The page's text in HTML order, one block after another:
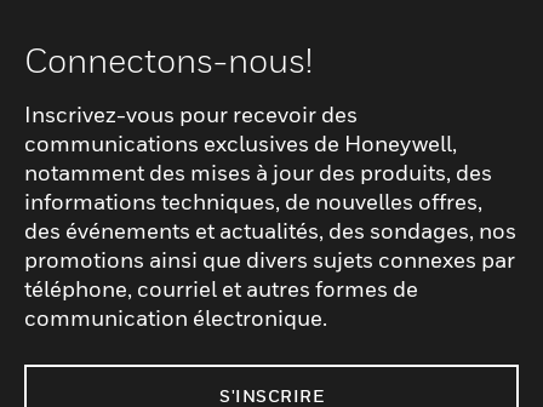
Connectons-nous!
Inscrivez-vous pour recevoir des
communications exclusives de Honeywell,
notamment des mises à jour des produits, des
informations techniques, de nouvelles offres,
des événements et actualités, des sondages, nos
promotions ainsi que divers sujets connexes par
téléphone, courriel et autres formes de
communication électronique.
S'INSCRIRE